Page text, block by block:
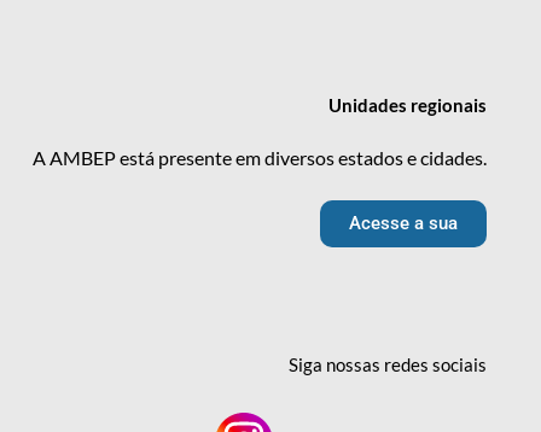
Unidades regionais
A AMBEP está presente em diversos estados e cidades.
Acesse a sua
Siga nossas redessociais